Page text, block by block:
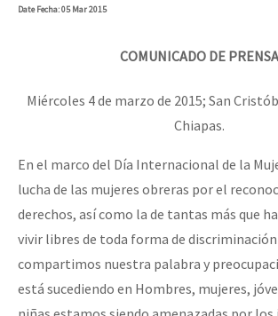
DateFecha: 05 Mar 2015
COMUNICADO DE PRENSA
Miércoles 4 de marzo de 2015; San
Chiapas.
En el marco del Día Internacional de la
lucha de las mujeres obreras por el
derechos, así como la de tantas más que
vivir libres de toda forma de
compartimos nuestra palabra y
está sucediendo en Hombres, mujeres,